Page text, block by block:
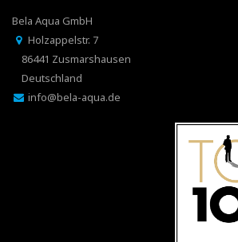
Bela Aqua GmbH
Holzappelstr. 7
86441 Zusmarshausen
Deutschland
info@bela-aqua.de